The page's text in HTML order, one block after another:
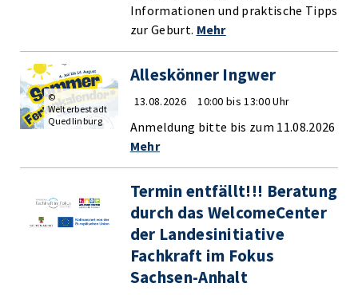
Informationen und praktische Tipps
zur Geburt. Mehr
Alleskönner Ingwer
13.08.2026 10:00 bis 13:00 Uhr
Anmeldung bitte bis zum 11.08.2026
Mehr
©
Welterbestadt
Quedlinburg
Termin entfällt!!! Beratung
durch das WelcomeCenter
der Landesinitiative
Fachkraft im Fokus
Sachsen-Anhalt